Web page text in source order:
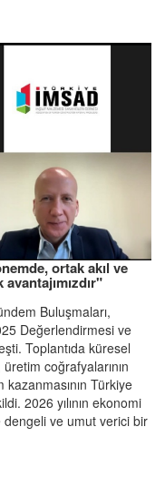
ortak akıl ve
Buluşmaları,
Değerlendirmesi ve
Toplantıda küresel
coğrafyalarının
Türkiye
2026 yılının ekonomi
ve umut verici bir